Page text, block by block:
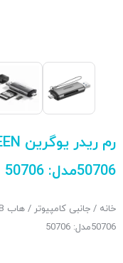
50706مدل: 50706
خانه / جانبی کامپیوتر / هاب USB
50706مدل: 50706